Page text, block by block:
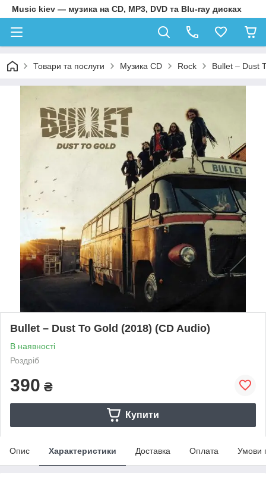
Music kiev — музика на CD, MP3, DVD та Blu-ray дисках
Товари та послуги Музика CD Rock Bullet – Dust
Bullet – Dust To Gold (2018) (CD Audio)
В наявності
Роздріб
390 ₴
Купити
Опис Характеристики Доставка Оплата Умови